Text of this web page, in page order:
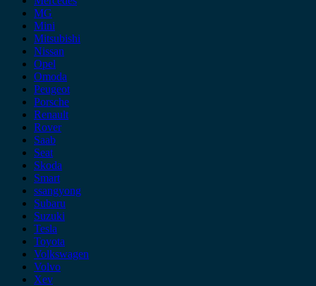
MG
Mini
Mitsubishi
Nissan
Opel
Omoda
Peugeot
Porsche
Renault
Rover
Saab
Seat
Skoda
Smart
ssangyong
Subaru
Suzuki
Tesla
Toyota
Volkswagen
Volvo
Xev